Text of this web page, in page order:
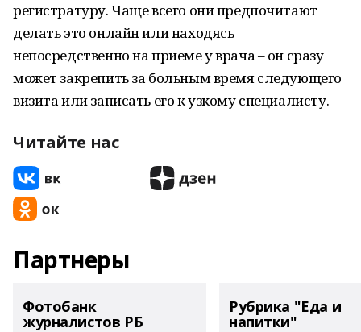
регистратуру. Чаще всего они предпочитают
делать это онлайн или находясь
непосредственно на приеме у врача – он сразу
может закрепить за больным время следующего
визита или записать его к узкому специалисту.
Читайте нас
Партнеры
Фотобанк
журналистов РБ
Рубрика "Еда и
напитки"